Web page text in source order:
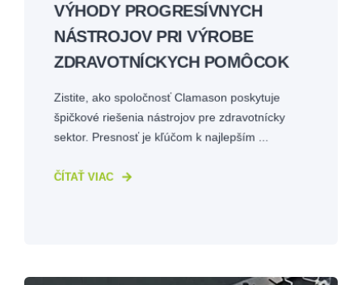
VÝHODY PROGRESÍVNYCH
NÁSTROJOV PRI VÝROBE
ZDRAVOTNÍCKYCH POMÔCOK
Zistite, ako spoločnosť Clamason poskytuje
špičkové riešenia nástrojov pre zdravotnícky
sektor. Presnosť je kľúčom k najlepším ...
ČÍTAŤ VIAC